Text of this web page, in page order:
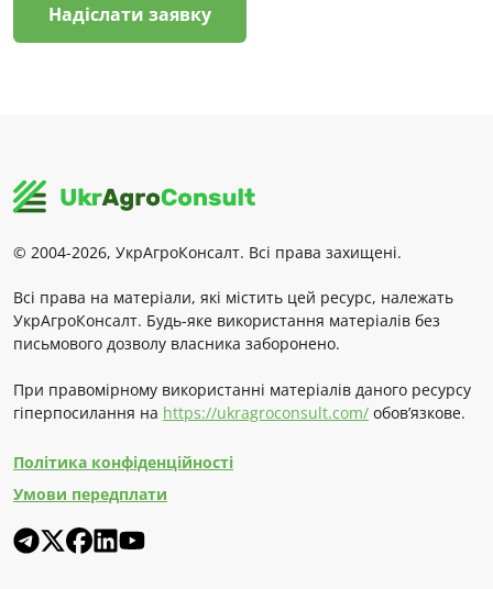
Надіслати заявку
© 2004-2026, УкрАгроКонсалт. Всі права захищені.
Всі права на матеріали, які містить цей ресурс, належать
УкрАгроКонсалт. Будь-яке використання матеріалів без
письмового дозволу власника заборонено.
При правомірному використанні матеріалів даного ресурсу
гіперпосилання на https://ukragroconsult.com/ обов’язкове.
Політика конфіденційності
Умови передплати